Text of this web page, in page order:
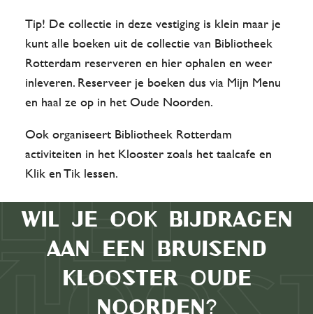
Tip! De collectie in deze vestiging is klein maar je
kunt alle boeken uit de collectie van Bibliotheek
Rotterdam reserveren en hier ophalen en weer
inleveren. Reserveer je boeken dus via Mijn Menu
en haal ze op in het Oude Noorden.
Ook organiseert Bibliotheek Rotterdam
activiteiten in het Klooster zoals het taalcafe en
Klik en Tik lessen.
Wil je ook bijdragen
aan een bruisend
Klooster Oude
Noorden?